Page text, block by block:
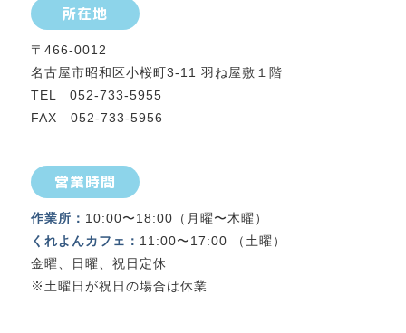
所在地
〒466-0012
名古屋市昭和区小桜町3-11 羽ね屋敷１階
TEL 052-733-5955
FAX 052-733-5956
営業時間
作業所： 10:00〜18:00（月曜〜木曜）
くれよんカフェ： 11:00〜17:00 （土曜）
金曜、日曜、祝日定休
※土曜日が祝日の場合は休業